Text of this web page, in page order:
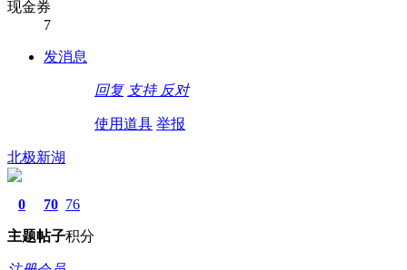
现金券
7
发消息
回复 支持 反对
使用道具 举报
北极新湖
0
主题
70
帖子
76
积分